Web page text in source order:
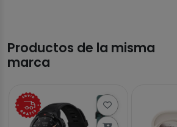
Productos de la misma
marca